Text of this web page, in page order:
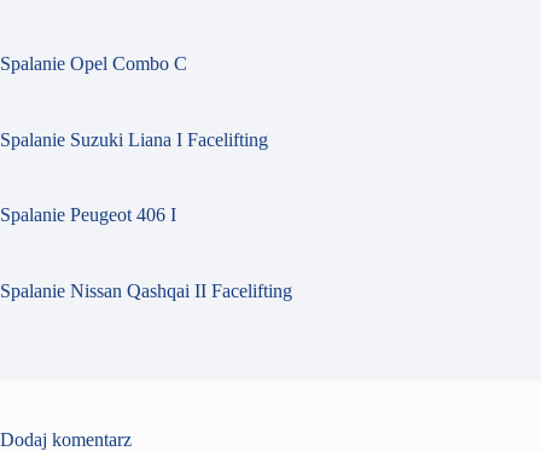
Spalanie Opel Combo C
Spalanie Suzuki Liana I Facelifting
Spalanie Peugeot 406 I
Spalanie Nissan Qashqai II Facelifting
Dodaj komentarz